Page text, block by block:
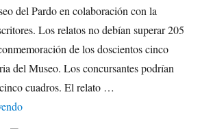
del Pardo en colaboración con la
Los relatos no debían superar 205
de los doscientos cinco
del Museo. Los concursantes podrían
cuadros. El relato …
"Sísifo concurso literario"